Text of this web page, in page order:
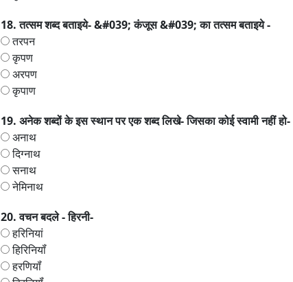
18. तत्सम शब्द बताइये- &#039; कंजूस &#039; का तत्सम बताइये -
तरपन
कृपण
अरपण
कृपाण
19. अनेक शब्दों के इस स्थान पर एक शब्द लिखे- जिसका कोई स्वामी नहीं हो-
अनाथ
दिग्नाथ
सनाथ
नेमिनाथ
20. वचन बदले - हिरनी-
हरिनियां
हिरिनियॉं
हरणियॉं